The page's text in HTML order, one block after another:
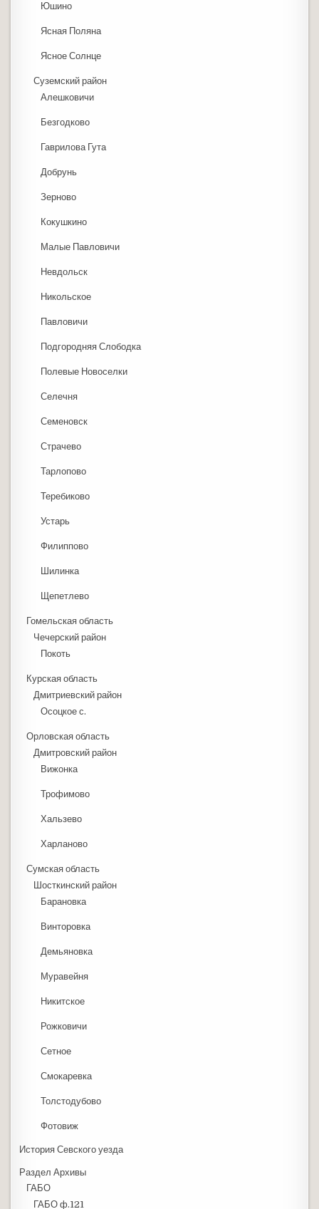
Юшино
Ясная Поляна
Ясное Солнце
Суземский район
Алешковичи
Безгодково
Гаврилова Гута
Добрунь
Зерново
Кокушкино
Малые Павловичи
Невдольск
Никольское
Павловичи
Подгородняя Слободка
Полевые Новоселки
Селечня
Семеновск
Страчево
Тарлопово
Теребиково
Устарь
Филиппово
Шилинка
Щепетлево
Гомельская область
Чечерский район
Покоть
Курская область
Дмитриевский район
Осоцкое с.
Орловская область
Дмитровский район
Вижонка
Трофимово
Хальзево
Харланово
Сумская область
Шосткинский район
Барановка
Винторовка
Демьяновка
Муравейня
Никитское
Рожковичи
Сетное
Смокаревка
Толстодубово
Фотовиж
История Севского уезда
Раздел Архивы
ГАБО
ГАБО ф.121